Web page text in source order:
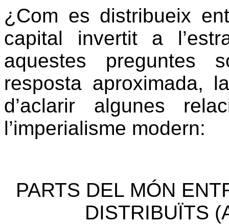
¿Com es distribueix
capital invertit a
aquestes preguntes
resposta aproximada,
d’aclarir algunes
l’imperialisme modern:
PARTS DEL MÓN
DISTRIBUÏTS